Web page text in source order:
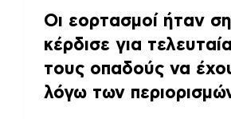
Οι εορτασμοί ήταν
κέρδισε για
τους οπαδούς να
λόγω των